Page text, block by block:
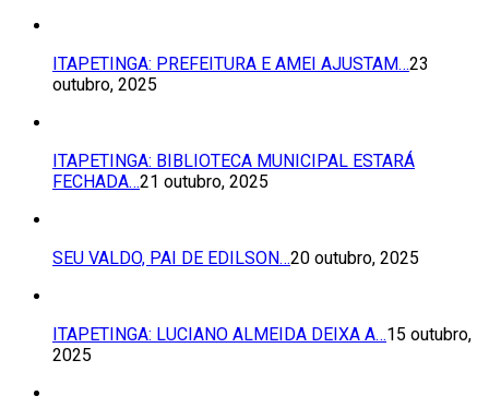
ITAPETINGA: PREFEITURA E AMEI AJUSTAM…23
outubro, 2025
ITAPETINGA: BIBLIOTECA MUNICIPAL ESTARÁ
FECHADA…21 outubro, 2025
SEU VALDO, PAI DE EDILSON…20 outubro, 2025
ITAPETINGA: LUCIANO ALMEIDA DEIXA A…15 outubro,
2025